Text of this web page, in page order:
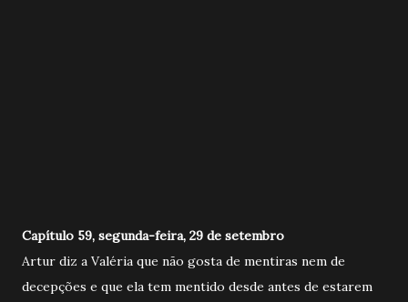
Capítulo 59, segunda-feira, 29 de setembro
Artur diz a Valéria que não gosta de mentiras nem de
decepções e que ela tem mentido desde antes de estarem